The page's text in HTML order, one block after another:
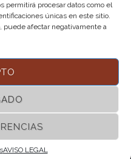
permitirá procesar datos como el
únicas en este sitio.
puede afectar negativamente a
AVISO LEGAL
DE COOKIES